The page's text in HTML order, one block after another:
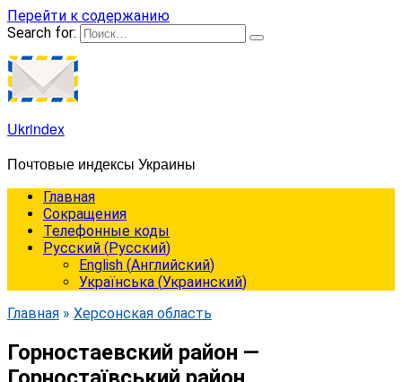
Перейти к содержанию
Search for:
Ukrindex
Почтовые индексы Украины
Главная
Сокращения
Телефонные коды
Русский (Русский)
English (Английский)
Українська (Украинский)
Главная » Херсонская область
Горностаевский район —